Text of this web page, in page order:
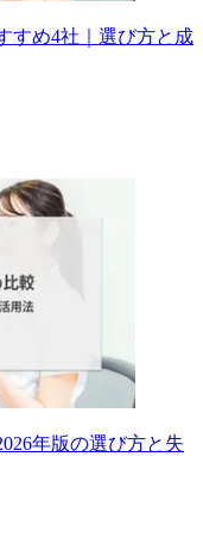
すめ4社｜選び方と成
年版の選び方と失